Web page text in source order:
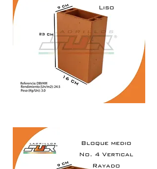
Liso
Bloque medio
No. 4 Vertical
Rayado